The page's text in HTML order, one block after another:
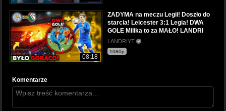
08:18
ZADYMA na meczu Legii! Doszło do
starcia! Leicester 3:1 Legia! DWA
GOLE Milika to za MAŁO! LANDRI
LANDRIYT
1080p
Komentarze